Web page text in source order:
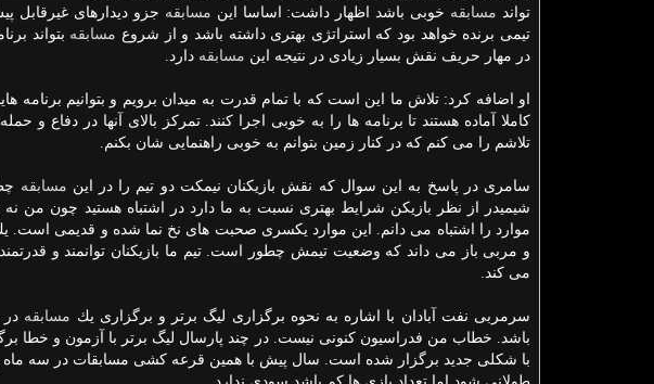
تواند مسابقه خوبی باشد اظهار داشت: اساسا این مسابقه جزو دیدارهای غیرقابل
تیمی برنده خواهد بود كه استراتژی بهتری داشته باشد و از شروع مسابقه بتواند
در مهار حریف نقش بسیار زیادی در نتیجه این مسابقه دارد.
او اضافه كرد: تلاش ما این است كه با تمام قدرت به میدان برویم و بتوانیم برنامه
كاملا آماده هستند تا برنامه ها را به خوبی اجرا كنند. تمركز بالای آنها در دفاع و
تلاشم را می كنم كه در كنار زمین بتوانم به خوبی راهنمایی شان بكنم.
سامری در پاسخ به این سوال كه نقش بازیكنان نیمكت دو تیم را در این مسابقه
شیمیدر از نظر بازیكن شرایط بهتری نسبت به ما دارد در اشتباه هستید چون من نه
موارد را اشتباه می دانم. این موارد یكسری صحبت های نخ نما شده و قدیمی است.
و مربی باز می داند كه وضعیت تیمش چطور است. تیم ما بازیكنان توانمند و
می كند.
سرمربی نفت آبادان با اشاره به نحوه برگزاری لیگ برتر و برگزاری یك مسابقه در
باشد. خطاب من فدراسیون كنونی نیست. در چند پارسال لیگ برتر با آزمون و خطا